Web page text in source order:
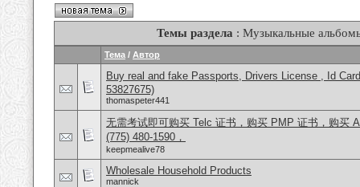
Темы раздела : Музыкальные
Тема / Автор
Buy real and fake Passports, Drivers License , Id
53827675)
thomaspeter441
无需考试即可购买 Telc 证书，购买 PMP 证书，购买
(775) 480-1590，
keepmealive78
Wholesale Household Products
mannick